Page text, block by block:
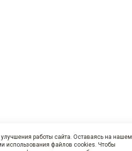
работы сайта. Оставаясь на нашем
использования файлов cookies. Чтобы